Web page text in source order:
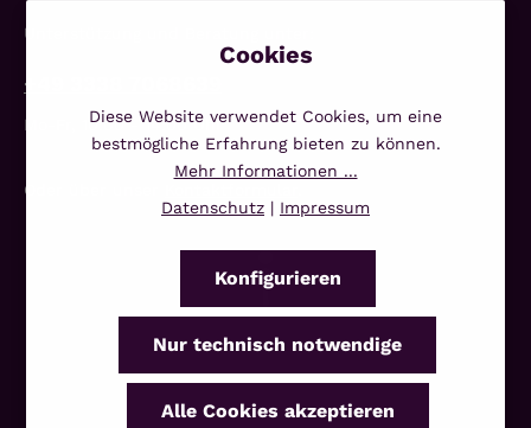
Unterstützung und Beratung unter:
+49 3338 7068639
Mo-Fr, 10:00 - 14:00 Uhr
Oder über unser
Diese Website verwendet Cookies, um eine
bestmögliche Erfahrung bieten zu können.
Mehr Informationen ...
Datenschutz | Impressum
Nur technisch notwendige
Konfigurieren
Alle Cookies akzeptieren